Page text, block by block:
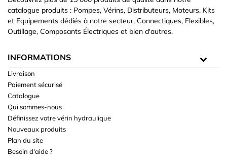
catalogue produits : Pompes, Vérins, Distributeurs, Moteurs, Kits
et Equipements dédiés à notre secteur, Connectiques, Flexibles,
Outillage, Composants Électriques et bien d'autres.
INFORMATIONS
Livraison
Paiement sécurisé
Catalogue
Qui sommes-nous
Définissez votre vérin hydraulique
Nouveaux produits
Plan du site
Besoin d'aide ?